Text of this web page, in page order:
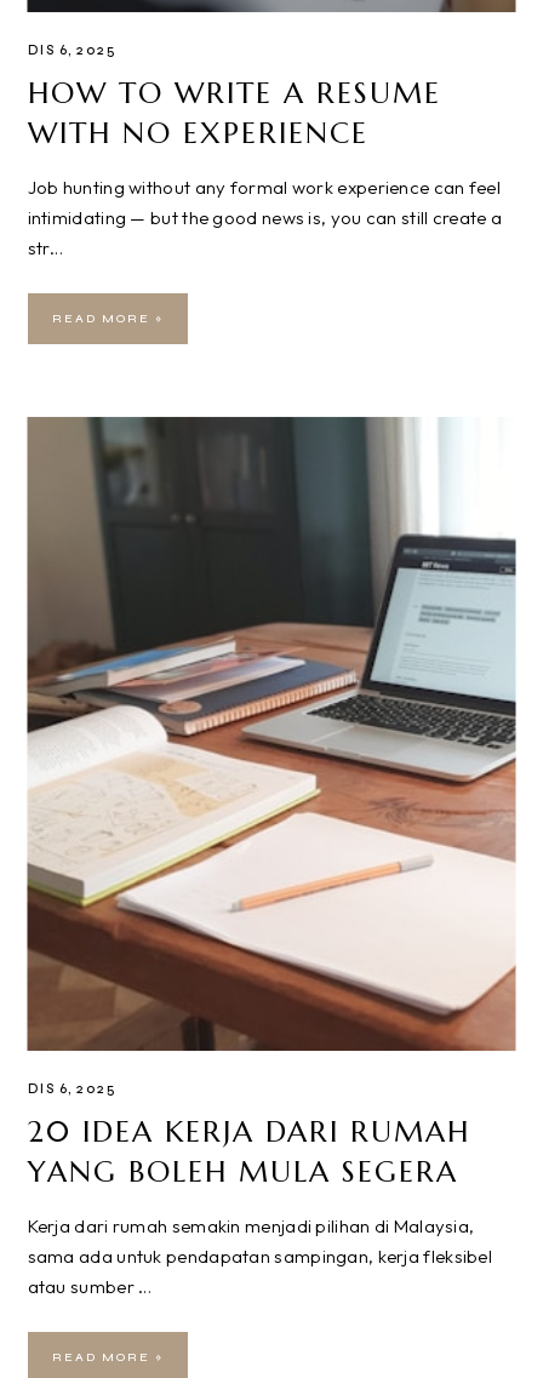
DIS 6, 2025
HOW TO WRITE A RESUME
WITH NO EXPERIENCE
Job hunting without any formal work experience can feel
intimidating — but the good news is, you can still create a
str…
READ MORE »
DIS 6, 2025
20 IDEA KERJA DARI RUMAH
YANG BOLEH MULA SEGERA
Kerja dari rumah semakin menjadi pilihan di Malaysia,
sama ada untuk pendapatan sampingan, kerja fleksibel
atau sumber …
READ MORE »